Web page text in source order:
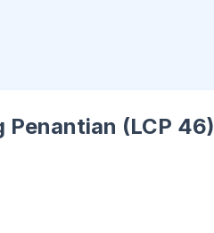
Penantian (LCP 46)